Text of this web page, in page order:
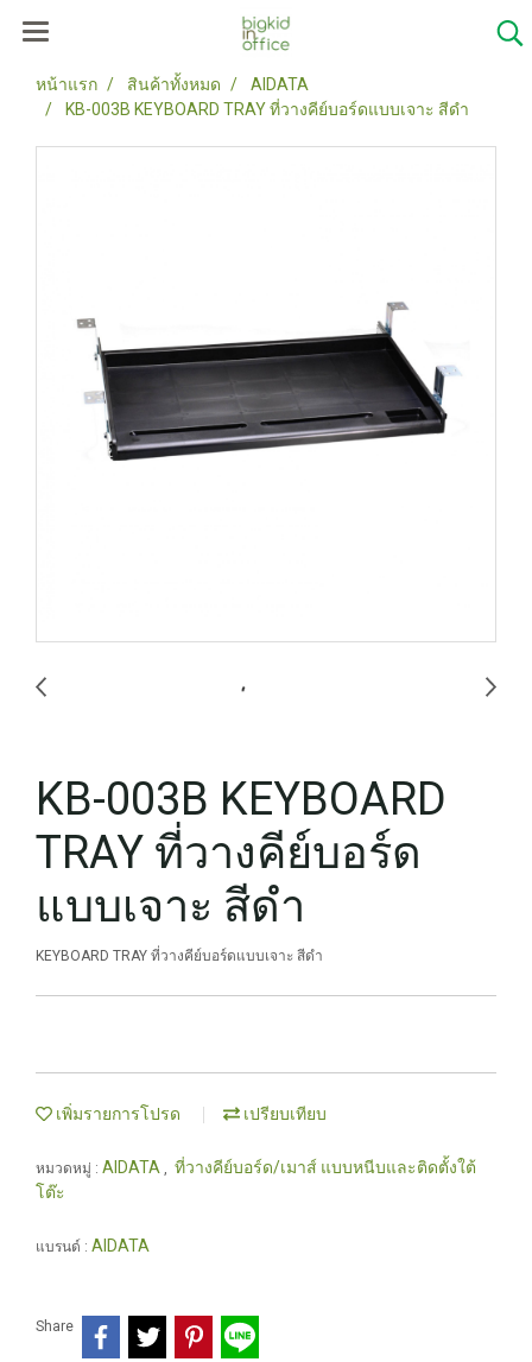
หน้าแรก สินค้าทั้งหมด
AIDATA
KB-003B KEYBOARD TRAY ที่วางคีย์บอร์ดแบบเจาะ สีดำ
KB-003B KEYBOARD
TRAY ที่วางคีย์บอร์ด
แบบเจาะ สีดำ
KEYBOARD TRAY ที่วางคีย์บอร์ดแบบเจาะ สีดำ
เพิ่มรายการโปรด เปรียบเทียบ
หมวดหมู่ : AIDATA , ที่วางคีย์บอร์ด/เมาส์ แบบหนีบและติดตั้งใต้
โต๊ะ
แบรนด์ : AIDATA
Share